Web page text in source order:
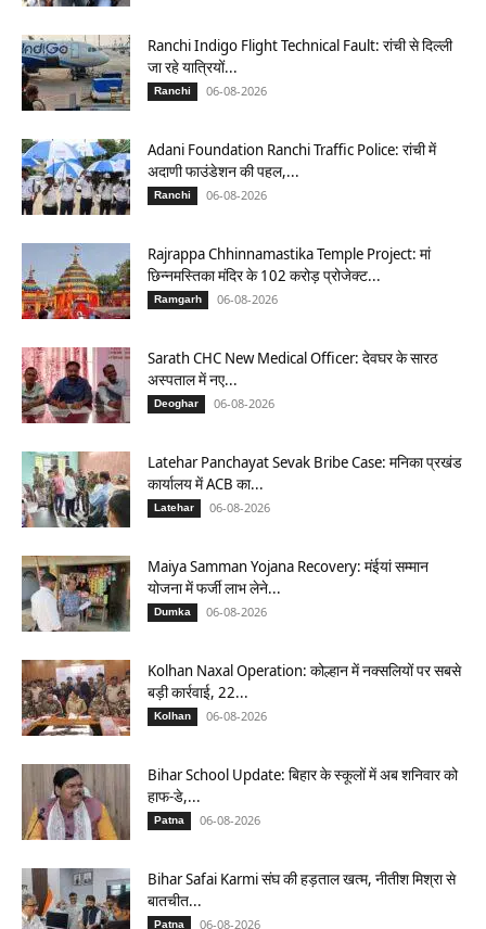
Ranchi Indigo Flight Technical Fault: रांची से दिल्ली
जा रहे यात्रियों...
Ranchi 06-08-2026
Adani Foundation Ranchi Traffic Police: रांची में
अदाणी फाउंडेशन की पहल,...
Ranchi 06-08-2026
Rajrappa Chhinnamastika Temple Project: मां
छिन्नमस्तिका मंदिर के 102 करोड़ प्रोजेक्ट...
Ramgarh 06-08-2026
Sarath CHC New Medical Officer: देवघर के सारठ
अस्पताल में नए...
Deoghar 06-08-2026
Latehar Panchayat Sevak Bribe Case: मनिका प्रखंड
कार्यालय में ACB का...
Latehar 06-08-2026
Maiya Samman Yojana Recovery: मंईयां सम्मान
योजना में फर्जी लाभ लेने...
Dumka 06-08-2026
Kolhan Naxal Operation: कोल्हान में नक्सलियों पर सबसे
बड़ी कार्रवाई, 22...
Kolhan 06-08-2026
Bihar School Update: बिहार के स्कूलों में अब शनिवार को
हाफ-डे,...
Patna 06-08-2026
Bihar Safai Karmi संघ की हड़ताल खत्म, नीतीश मिश्रा से
बातचीत...
Patna 06-08-2026